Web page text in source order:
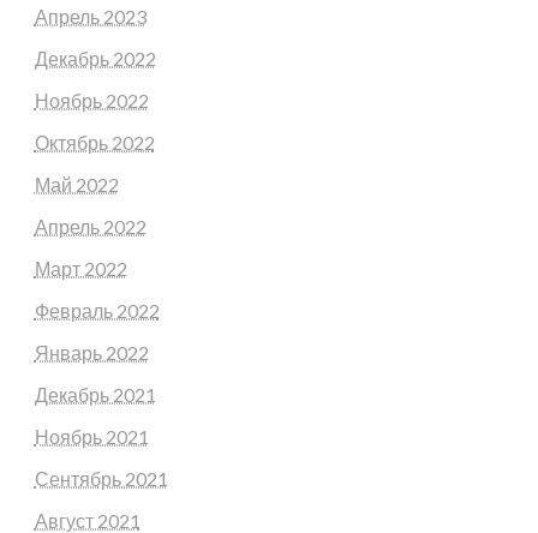
Апрель 2023
Декабрь 2022
Ноябрь 2022
Октябрь 2022
Май 2022
Апрель 2022
Март 2022
Февраль 2022
Январь 2022
Декабрь 2021
Ноябрь 2021
Сентябрь 2021
Август 2021